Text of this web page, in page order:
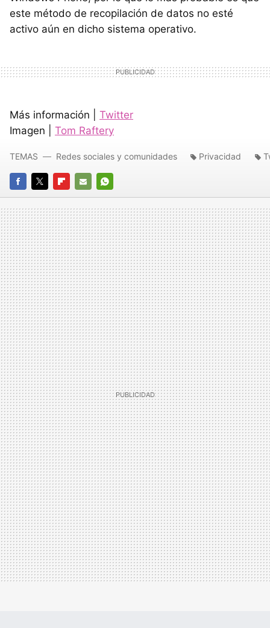
este método de recopilación de datos no esté
activo aún en dicho sistema operativo.
Más información | Twitter
Imagen | Tom Raftery
FACEBOOK
TWITTERFLIPBOARD
E-
MAIL
WHATSAPP
TEMAS Redes sociales y comunidades Privacidad